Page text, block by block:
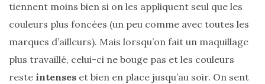
tiennent moins bien si on les appliquent seul que les
couleurs plus foncées (un peu comme avec toutes les
marques d’ailleurs). Mais lorsqu’on fait un maquillage
plus travaillé, celui-ci ne bouge pas et les couleurs
reste intenses et bien en place jusqu’au soir. On sent